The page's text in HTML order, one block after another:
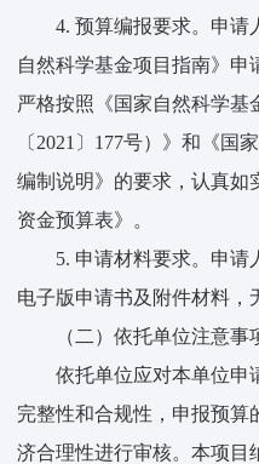
4. 预算编报要求。申请
自然科学基金项目指南》申
严格按照《国家自然科学基
〔2021〕177号）》和《国
编制说明》的要求，认真如
资金预算表》。
5. 申请材料要求。申请
电子版申请书及附件材料，
（二）依托单位注意事
依托单位应对本单位申
完整性和合规性，申报预算
济合理性进行审核。本项目